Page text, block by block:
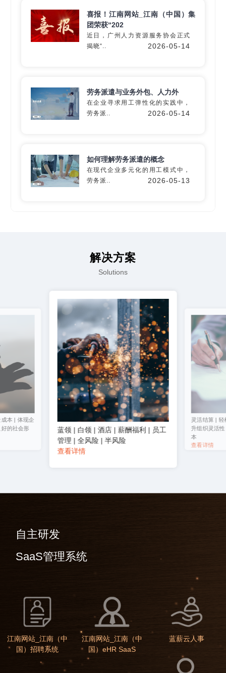
深入60+细分行业
喜报！江南网站_江南（中国）集
团荣获“202
近日，广州人力资源服务协会正式
揭晓“..
2026-05-14
劳务派遣与业务外包、人力外
在企业寻求用工弹性化的实践中，
劳务派..
2026-05-14
如何理解劳务派遣的概念
在现代企业多元化的用工模式中，
劳务派..
2026-05-13
解决方案
Solutions
本 | 体现企
的社会形
蓝领 | 白领 | 酒店 | 薪酬福利 | 员工
管理 | 全风险 | 半风险
查看详情
灵活结算 |
升组织灵活
本
查看详情
自主研发
SaaS管理系统
江南网站_江南（中
国）招聘系统
江南网站_江南（中
国）eHR SaaS
蓝薪云人事